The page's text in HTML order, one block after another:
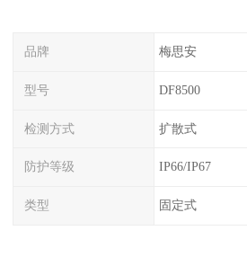
品牌 梅思安
型号 DF8500
检测方式 扩散式
防护等级 IP66/IP67
类型 固定式